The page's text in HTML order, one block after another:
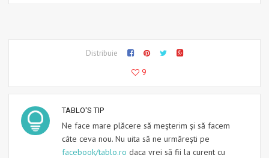
Distribuie
9
TABLO'S TIP
Ne face mare plăcere să meşterim şi să facem
câte ceva nou. Nu uita să ne urmăreşti pe
facebook/tablo.ro daca vrei să fii la curent cu